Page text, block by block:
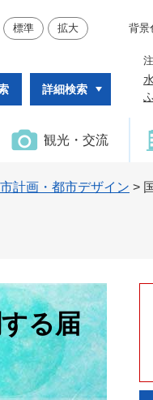
標準 拡大 背景
詳細検索
観光・交流
計画・都市デザイン >
る届